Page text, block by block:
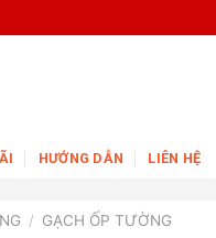
HƯỚNG DẪN LIÊN HỆ
/ GẠCH ỐP TƯỜNG